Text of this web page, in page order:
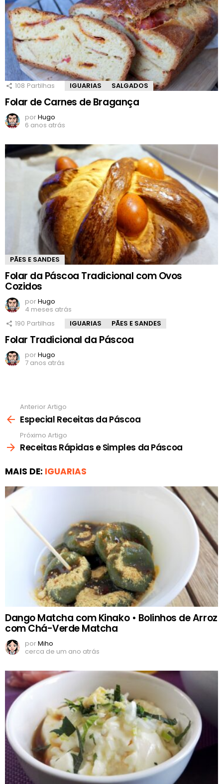
108 Partilhas IGUARIAS SALGADOS
Folar de Carnes de Bragança
porHugo
6 anos atrás
PÃES E SANDES
Folar da Páscoa Tradicional com Ovos
Cozidos
porHugo
4 meses atrás
190 Partilhas IGUARIAS PÃES E SANDES
Folar Tradicional da Páscoa
porHugo
7 anos atrás
mais
Anterior Artigo
Especial Receitas da Páscoa
Próximo Artigo
Receitas Rápidas e Simples da Páscoa
MAIS DE: IGUARIAS
Dango Matcha com Kinako • Bolinhos de Arroz
com Chá-Verde Matcha
porMiho
cerca de um ano atrás